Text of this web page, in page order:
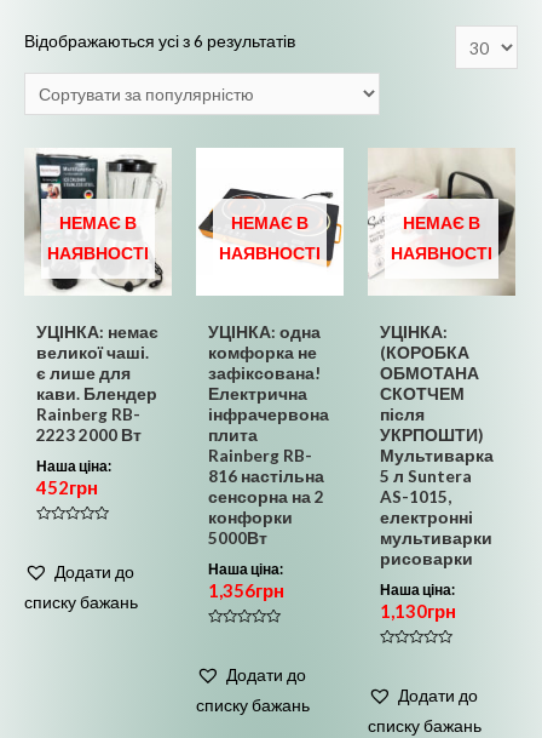
Відображаються усі з 6 результатів
НЕМАЄ В
НАЯВНОСТІ
УЦІНКА: немає
великої чаші.
є лише для
кави. Блендер
Rainberg RB-
2223 2000 Вт
Наша ціна:
452грн
з
Додати до
списку бажань
НЕМАЄ В
НАЯВНОСТІ
УЦІНКА: одна
комфорка не
зафіксована!
Електрична
інфрачервона
плита
Rainberg RB-
816 настільна
сенсорна на 2
конфорки
5000Вт
Наша ціна:
1,356грн
з
Додати до
списку бажань
НЕМАЄ В
НАЯВНОСТІ
УЦІНКА:
(КОРОБКА
ОБМОТАНА
СКОТЧЕМ
після
УКРПОШТИ)
Мультиварка
5 л Suntera
AS-1015,
електронні
мультиварки
рисоварки
Наша ціна:
1,130грн
з
Додати до
списку бажань